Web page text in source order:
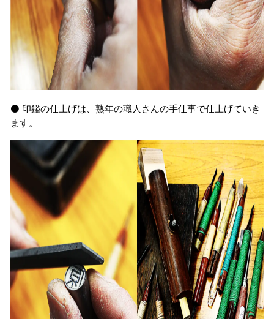
⚫️ 印鑑の仕上げは、熟年の職人さんの手仕事で仕上げていき
ます。